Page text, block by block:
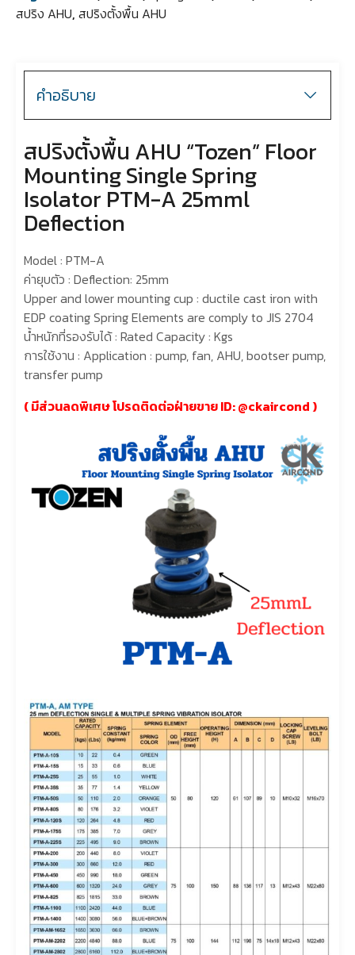
สปริง AHU, สปริงตั้งพื้น AHU
คำอธิบาย
สปริงตั้งพื้น AHU “Tozen” Floor
Mounting Single Spring
Isolator PTM-A 25mml
Deflection
Model : PTM-A
ค่ายุบตัว : Deflection: 25mm
Upper and lower mounting cup : ductile cast iron with
EDP coating Spring Elements are comply to JIS 2704
น้ำหนักที่รองรับได้ : Rated Capacity : Kgs
การใช้งาน : Application : pump, fan, AHU, bootser pump,
transfer pump
( มีส่วนลดพิเศษ โปรดติดต่อฝ่ายขาย ID:@ckaircond )